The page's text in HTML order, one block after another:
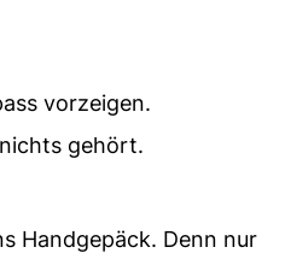
vorzeigen.
gehört.
Handgepäck. Denn nur